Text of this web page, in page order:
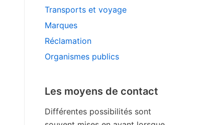
Transports et voyage
Marques
Réclamation
Organismes publics
Les moyens de contact
Différentes possibilités sont